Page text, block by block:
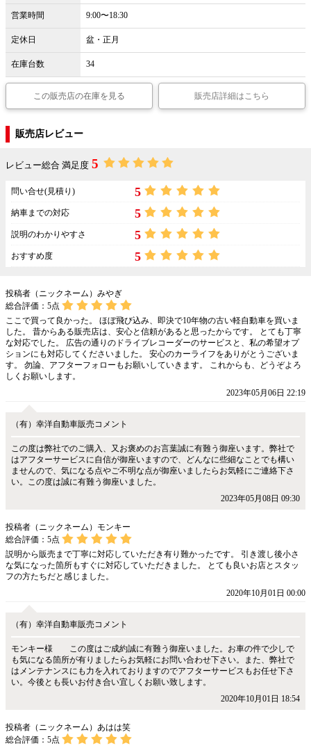
営業時間 9:00〜18:30
定休日 盆・正月
在庫台数 34
この販売店の在庫を見る 販売店詳細はこちら
販売店レビュー
レビュー総合 満足度 5
問い合せ(見積り) 5
納車までの対応 5
説明のわかりやすさ 5
おすすめ度 5
投稿者（ニックネーム）みやぎ
総合評価： 5点
ここで買って良かった。 ほぼ飛び込み、即決で10年物の古い軽自動車を買いま
した。 昔からある販売店は、安心と信頼があると思ったからです。 とても丁寧
な対応でした。 広告の通りのドライブレコーダーのサービスと、私の希望オプ
ションにも対応してくださいました。 安心のカーライフをありがとうございま
す。 勿論、アフターフォローもお願いしていきます。 これからも、どうぞよろ
しくお願いします。
2023年05月06日 22:19
（有）幸洋自動車販売コメント
この度は弊社でのご購入、又お褒めのお言葉誠に有難う御座います。弊社で
はアフターサービスに自信が御座いますので、どんなに些細なことでも構い
ませんので、気になる点やご不明な点が御座いましたらお気軽にご連絡下さ
い。この度は誠に有難う御座いました。
2023年05月08日 09:30
投稿者（ニックネーム）モンキー
総合評価： 5点
説明から販売まで丁寧に対応していただき有り難かったです。 引き渡し後小さ
な気になった箇所もすぐに対応していただきました。 とても良いお店とスタッ
フの方たちだと感じました。
2020年10月01日 00:00
（有）幸洋自動車販売コメント
モンキー様 この度はご成約誠に有難う御座いました。お車の件で少しで
も気になる箇所が有りましたらお気軽にお問い合わせ下さい。また、弊社で
はメンテナンスにも力を入れておりますのでアフターサービスもお任せ下さ
い。今後とも長いお付き合い宜しくお願い致します。
2020年10月01日 18:54
投稿者（ニックネーム）あはは笑
総合評価： 5点